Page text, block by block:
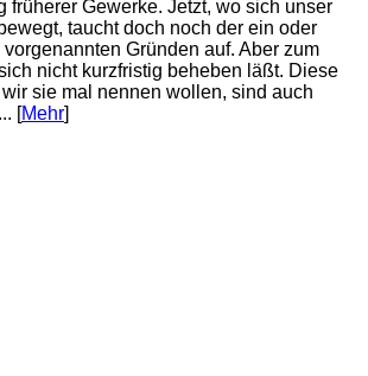
früherer Gewerke. Jetzt, wo sich unser
taucht doch noch der ein oder
Gründen auf. Aber zum
nicht kurzfristig beheben läßt. Diese
sie mal nennen wollen, sind auch
[Mehr]